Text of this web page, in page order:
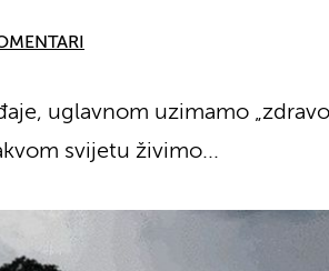
uglavnom uzimamo
svijetu živimo...